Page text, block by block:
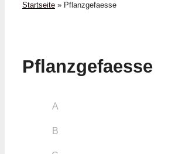
Startseite » Pflanzgefaesse
Pflanzgefaesse
A
B